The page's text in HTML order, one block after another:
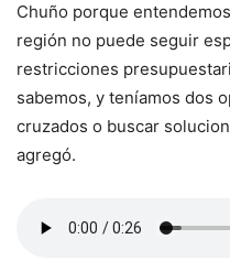
Chuño porque
región no puede seguir
restricciones
sabemos, y teníamos dos
cruzados o buscar
agregó.